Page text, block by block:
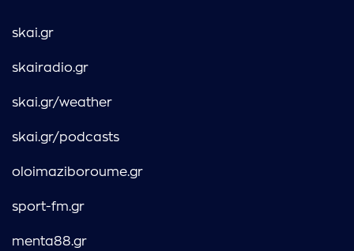
skai.gr
skairadio.gr
skai.gr/weather
skai.gr/podcasts
oloimaziboroume.gr
sport-fm.gr
menta88.gr